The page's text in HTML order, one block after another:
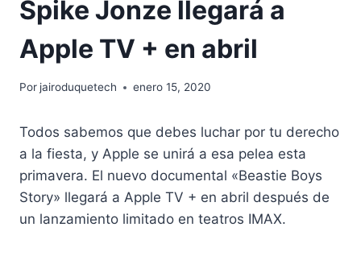
Spike Jonze llegará a
Apple TV + en abril
Por jairoduquetech enero 15, 2020
Todos sabemos que debes luchar por tu derecho
a la fiesta, y Apple se unirá a esa pelea esta
primavera. El nuevo documental «Beastie Boys
Story» llegará a Apple TV + en abril después de
un lanzamiento limitado en teatros IMAX.